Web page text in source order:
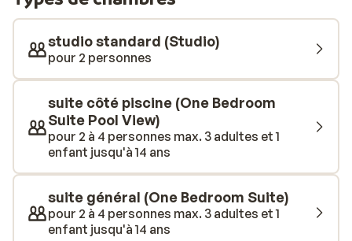
enfants, l'établissement comprend également une
pataugeoire. Pendant que les plus jeunes s'amusent,
vous pourrez vous détendre à la piscine réservée aux
adultes ou au sein du spa. Les appartements sont
meublés dans un style moderne: vous y passerez un
séjour confortable. Comble du luxe: la plage se trouve
à la porte de l'hôtel. Quoi rêver de mieux? Bonnes
vacances!
studio standard (Studio)
pour 2 personnes
suite côté piscine (One Bedroom
Suite Pool View)
pour 2 à 4 personnes max. 3 adultes et 1
enfant jusqu'à 14 ans
suite général (One Bedroom Suite)
pour 2 à 4 personnes max. 3 adultes et 1
enfant jusqu'à 14 ans